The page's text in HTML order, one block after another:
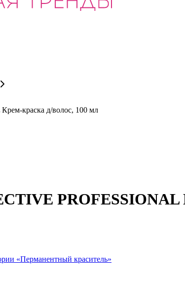
краска д/волос, 100 мл
PROFESSIONAL
«Перманентный краситель»